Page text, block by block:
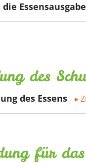
des
des Essens
für